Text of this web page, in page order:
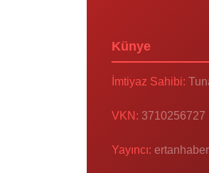
Künye
İmtiyaz Sahibi:
VKN: 3710256727
Yayıncı: